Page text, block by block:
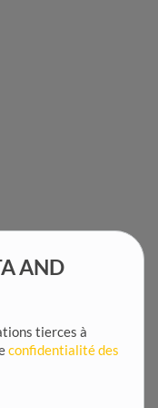
AND
tierces à
confidentialité des